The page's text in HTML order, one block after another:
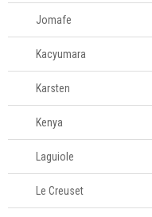
Decoração
Login
Criar conta
Pesquisar Lista
Conosco
61
996581061
Jomafe
Kacyumara
Karsten
Kenya
Laguiole
Le Creuset